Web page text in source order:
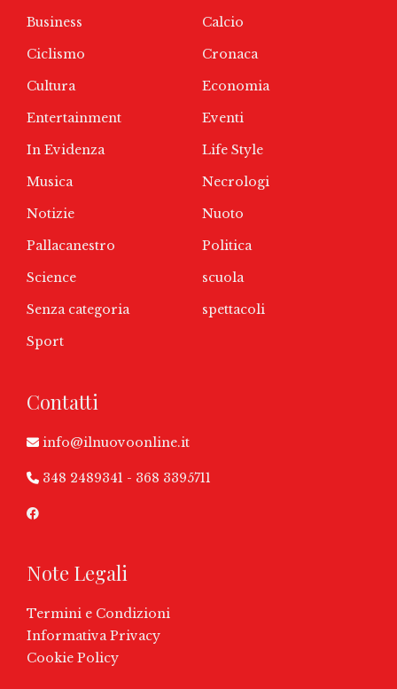
Business
Calcio
Ciclismo
Cronaca
Cultura
Economia
Entertainment
Eventi
In Evidenza
Life Style
Musica
Necrologi
Notizie
Nuoto
Pallacanestro
Politica
Science
scuola
Senza categoria
spettacoli
Sport
Contatti
info@ilnuovoonline.it
348 2489341 - 368 3395711
Note Legali
Termini e Condizioni
Informativa Privacy
Cookie Policy